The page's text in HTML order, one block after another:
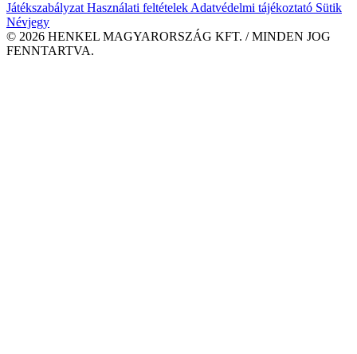
Játékszabályzat Használati feltételek Adatvédelmi tájékoztató Sütik
Névjegy
© 2026 HENKEL MAGYARORSZÁG KFT. / MINDEN JOG
FENNTARTVA.